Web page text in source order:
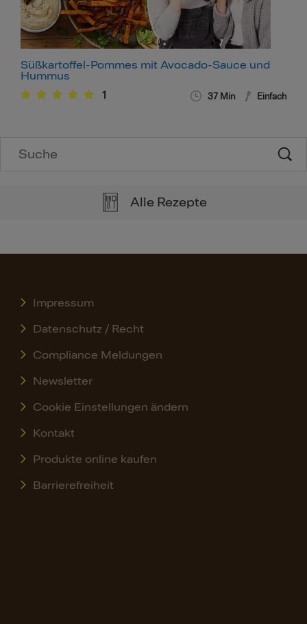
Süßkartoffel-Pommes mit Avocado-Sauce und
Hummus
1 37 Min Einfach
Alle Rezepte
Impressum
Datenschutz / Recht
Compliance Meldungen
Newsletter
Cookie Einstellungen ändern
Kontakt
Produkte online kaufen
Barrierefreiheit